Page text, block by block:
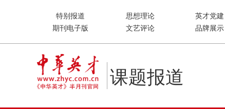
特别报道 思想理论 英才党建
期刊电子版
文艺评论 品牌展示
课题报道